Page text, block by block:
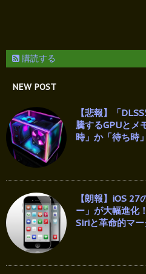
購読する
NEW POST
【悲報】「
騰するGPUとメ
時」か「待ち時
【朗報】iOS
ー」が大幅進化
Siriと革命的マ